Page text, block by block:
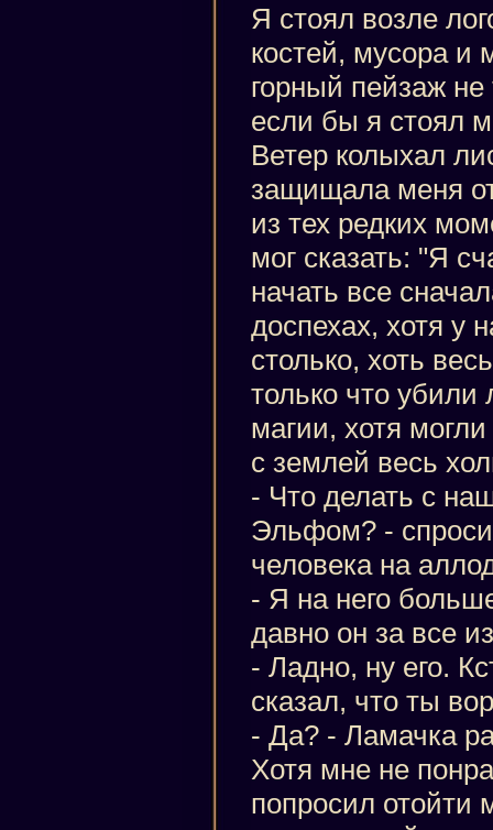
Я стоял возле
костей, мусора
горный пейзаж
если бы я стоял
Ветер колыхал
защищала меня
из тех редких
мог сказать: "Я
начать все
доспехах, хотя у
столько, хоть
только что
магии, хотя
с землей весь
- Что делать с
Эльфом? -
человека на
- Я на него
давно он за все
- Ладно, ну его.
сказал, что ты
- Да? - Ламачка
Хотя мне не
попросил отойти